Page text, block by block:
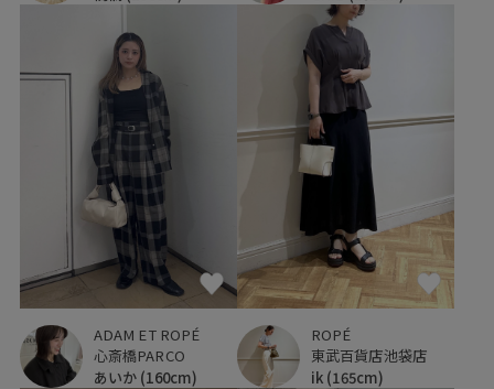
ADAM ET ROPÉ
心斎橋PARCO
あいか (160cm)
ROPÉ
東武百貨店池袋店
ik (165cm)